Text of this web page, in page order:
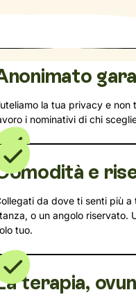
la tua privacy e
i nominativi di chi
e
da dove ti senti più
o un angolo riservato.
tuo.
terapia,